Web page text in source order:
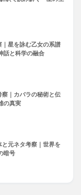
｜星を詠む乙女の系譜
話と科学の融合
察｜カバラの秘術と伝
の真実
と元ネタ考察｜世界を
暗号